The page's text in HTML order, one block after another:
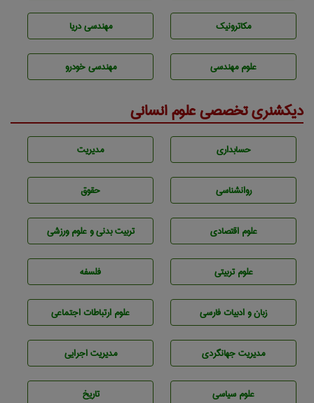
مکاترونیک مهندسی دریا
علوم مهندسی مهندسی خودرو
دیکشنری تخصصی علوم انسانی
حسابداری مديريت
روانشناسی حقوق
علوم اقتصادی تربيت بدنی و علوم ورزشی
علوم تربيتی فلسفه
زبان و ادبيات فارسی علوم ارتباطات اجتماعی
مديريت جهانگردی مديريت اجرايی
علوم سياسی تاريخ